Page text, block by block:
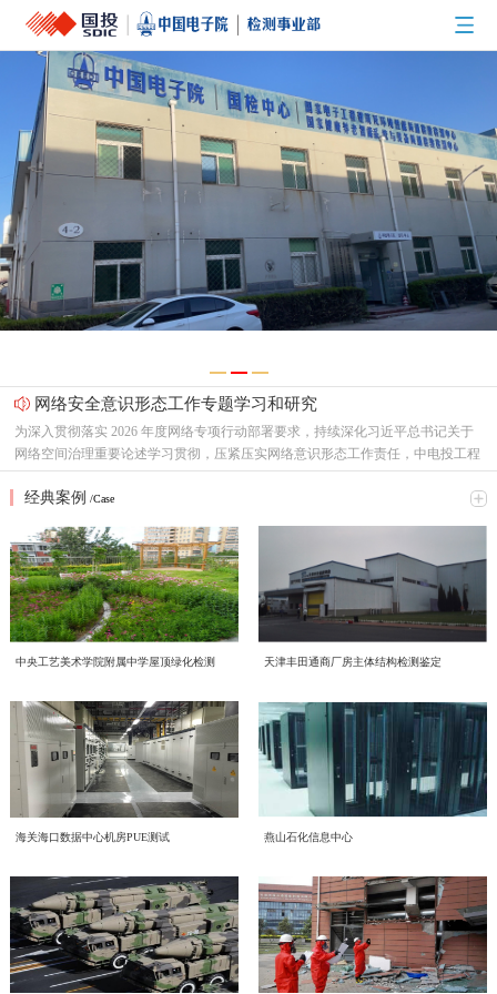
网络安全意识形态工作专题学习和研究
为深入贯彻落实 2026 年度网络专项行动部署要求，持续深化习近平总书记关于
网络空间治理重要论述学习贯彻，压紧压实网络意识形态工作责任，中电投工程
研究检测评定中心有限公司（以下简称“中心”）党总支召开专题支委会，集中研
究网络意识形态重点工作，全面梳理工作提升方向、明确落实举措。结合本次会
态工作核心意义互联网是意识形态斗争的主阵地、主战场、最前沿，网络意识形
态安全直接关系政治安全、舆论安全和单位长远发展。习近平总书记深刻指
出；“过不了互联网这一关，就过不了长期执政这一关，必须坚持正能量是总要
求、管得住是硬道理、用得好是真本事，持续健全网络生态治理长效机制，营造
风清气正的网络空间”。中心运营自有新媒体宣传平台，党员、职工线上交流、
对外业务宣传频次高，各类线上内容发布、网络言论行为都直接代表单位形象、
力，摒弃 “重业务、轻网信” 的片面认知，把网络意识形态工作摆在党建重点位
置，坚持守土有责、守土负责、守土尽责，牢牢管好、守好、用好各类网络阵
地。二、对标专项部署，明晰网络意识形态两大重点工作任务会议传达上级
2026 年度网络专项行动工作要求，结合中心运营管理实际，梳理当前网络意识
形态工作提升方向，明确两项核心工作抓手：（一）从严规范新媒体平台发布流
程，刚性落实 “三校三审” 机制新媒体是对外宣传、传递单位声音的重要载体，
内容导向容不得半点疏漏。将继续完善中心自有新媒体平台信息发布全流程管控
审” 制度：落实三级审核流程，每一级审核均留存书面或线上审核记录，做到全
程可追溯；2. 严把内容导向关口：所有对外发布图文、短视频、工作动态、宣传
材料，必须坚守正确政治方向、舆论导向、价值取向，重点核查政策表述、行业
宣传、对外口径，杜绝模糊表述、片面化表达、导向偏差内容上线；3. 常态化开
展平台自查自纠，定期梳理历史发布内容，及时清理过时、存在风险隐患的信
息，建立宣传内容负面清单，从源头防范舆情风险。（二）常态化开展党员专题
节能新起点，低碳向未来！
明的环保知识学习活动，积极响应2026年全国低碳日“绿色转型 全民同行”主题号
召。一、三部宣传片，共学绿色理念 本次学习重点围绕三部权威宣传片展开，
三部宣传片，视角不同、侧重各异，但指向同一个目标——让绿色低碳成为每个
人的行动自觉。 2026年全国低碳日“绿色转型 全民同行”主题宣传片 由生态环境
部发布，紧扣今年全国低碳日主题，号召全社会共同参与绿色转型，强调低碳发
来”主题视频 聚焦工业和信息化系统节能降碳实践，展示各领域在节能提效、绿
能降碳《守望未来》主题宣传片 以公共机构为切入点，讲述节能降碳背后的责
任与担当，传递"节约资源就是守护未来"的理念，展现公共机构在绿色转型中的
示范引领作用。二、立足"十五五"，践行全流程绿色理念在中国电子工程设计院
股份有限公司的引领下，我们立足“十五五”碳排放双控新要求，从设计、施工到
运维全流程践行绿色发展理念。 设计阶段，优先采用节能环保技术方案，从源
运维阶段，持续优化能源管理，以精细化运营实现长效减碳。三、从点滴做起，
纸，选择绿色出行让我们携手共建低碳企业，为美丽中国贡献力量！
喜报！中电投工程研究检测评定中心成功获批CNAS温室气体
审定与核查认可资质
近日，中电投工程研究检测评定中心有限公司（以下简称中心）顺利通过中国合
格评定国家认可委员会（CNAS）严格评审，成功取得温室气体审定和核查分项
认可资质，认可注册号为CNAS VV048-EI。此次资质的成功获批，标志着中心
温室气体核查、碳资产管理与低碳技术服务能力正式获得国家级、国际化权威认
委员会（CNAS）是国内权威的实验室与检验检测机构认可机构，其认可资质具
备国际互认效力，严格遵循ISO 14064系列国际标准及国家温室气体审定核查相
关准则，评审标准严苛、涵盖范围全面，是衡量机构碳核查技术能力、公正性与
权威性的核心标杆，获得该项认可意味着机构出具的温室气体审定、核查结果可
获得全球多个国家和地区的认可，具备极强的公信力与法律效力。 评审过程
中，CNAS评审组通过资料审核、现场核查、体系核查等多维度、全流程严苛评
审，对中心温室气体量化核算、排放核查、数据溯源管理、质量管理体系等核心
管理程序以及严谨的技术服务流程，最终确认中心完全符合温室气体审定与核查
机构认可规范要求，准予获批相关认可资质。 作为深耕工程检测、评定与绿色
低碳技术服务领域的专业机构，中电投工程研究检测评定中心有限公司长期聚
焦“双碳”战略落地，深耕绿色低碳产业赛道，持续完善碳服务技术体系，组建专
业碳核查技术团队，深耕电子电气设备，工业机械，食品，土木工程，建材等多
赋能合规高质量发展 中电投检测中心承接国投健康公司启动
力企业高质量、可持续、安全化发展，中国电子工程设计院股份有限公司全资子
公司中电投工程研究检测评定中心有限公司（以下简称“中电投检测中心”）承接
了国投健康产业投资有限公司（以下简称“国投健康”）质量、环境、职业健康安
全管理三体系建设项目。并于近日组织召开质量、环境、职业健康安全管理三体
系建设项目启动会。本次启动的三体系建设，严格对标 GB/T 19001-2016/ISO
9001:2015质量管理体系、GB/T 24001-2016/ISO 14001:2015环境管理体系、GB/T
45001-2020/ISO 45001:2018职业健康安全管理体系。结合标准条款和国投健康运
程工作安排，确保体系建设贴合企业实际经营情况，真正实现标准化落地、常态
化运行、长效化赋能。作为本次三体系建设工作的技术支撑单位，中电投检测中
心将持续推进国投健康三体系建设、运行、认证工作，以标准化管理赋能健康产
业高质量发展，助力国投健康全力打造管理规范、服务优质、安全可控、可持续
发展的长效管理机制。
CECS协会标准《电子工业化学品系统验收标准（送审稿）》
审查会顺利召开
近日，由中国电子工程设计院股份有限公司国家电子工程建筑及环境性能质量检
验检测中心主编的中国工程建设标准化协会标准《电子工业化学品系统验收标准
（送审稿）》（以下简称《标准》）审查会在北京召开。近年来，随着国内半导
体集成电路、平板显示等行业的快速发展，高纯化学品系统作为整个电子工程建
学品系统质量和验收细则的标准缺失，现行GB 50781、等标准多是从设计、建
造的角度，对电子工业气体系统进行技术规定，从质量控制角度目前的做法基本
是引用SEMI、ASTM等国外标准，一方面缺少技术一致性，另一方面制约了国
内相关产业的发展。本标准从立项开始，就得到了CECS 电子工程分会的大力支
持和行业的高度关注，组建了涵盖业主单位、设计院、施工单位、材料和设备供
应商、检测和技术服务机构等20多家参编单位的编制组。中国工程建设标准化协
中电投检测中心为工业建筑进行火灾后检测鉴定—全维度检
近期，我中心针对某电厂烟囱火灾事件完成全面检测鉴定工作。本次鉴定严格依
准》等国家标准，通过实体检测、温度场仿真、力学分析等多维度评估，明确烟
囱结构现状及后续处置方向，为电厂安全生产提供科学支撑。（1）全维度检测
覆盖 核心指标符合规范本次检测首先核查烟囱结构体系及平面布置，确认该钢
筋混凝土筒体整体布置与原设计图纸完全一致。地基基础未见不均匀沉降、滑移
或整体倾斜现象，后续仍需按规范持续开展沉降观测。外观质量检查显示，火灾
环境噪声检测，守护城市声环境质量
随着我国经济发展和城市化进程的加速，噪声污染已成为现代社会中一个日益突
出的环境问题。环境噪声检测作为治理噪声污染的重要环节，对提升环境的健康
及舒适度具有重要意义。 中电投工程研究检测评定中心有限公司（以下简称中
结构检测的智能化升级路径——智慧监测赋能工业装备
经典案例 /Case
中央工艺美术学院附属中学屋顶绿化检测 天津丰田通商厂房主体结构检测鉴定
海关海口数据中心机房PUE测试 燕山石化信息中心